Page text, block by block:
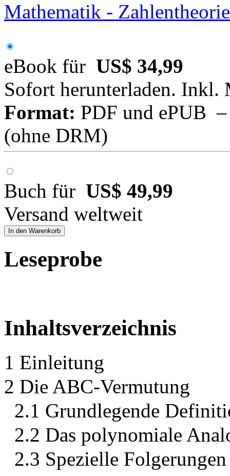
Mathematik - Zahlentheorie
eBook für US$ 34,99
Sofort herunterladen. Inkl.
Format: PDF und ePUB
(ohne DRM)
Buch für US$ 49,99
Versand weltweit
In den Warenkorb
Leseprobe
Inhaltsverzeichnis
1 Einleitung
2 Die ABC-Vermutung
2.1 Grundlegende
2.2 Das polynomiale
2.3 Spezielle